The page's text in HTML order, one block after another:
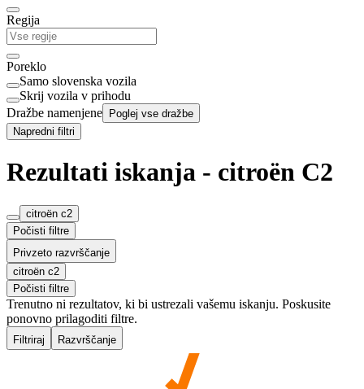
Regija
Poreklo
Samo slovenska vozila
Skrij vozila v prihodu
Dražbe namenjene Poglej vse dražbe
Napredni filtri
Rezultati iskanja - citroën C2
citroën c2
Počisti filtre
Privzeto razvrščanje
citroën c2
Počisti filtre
Trenutno ni rezultatov, ki bi ustrezali vašemu iskanju. Poskusite
ponovno prilagoditi filtre.
Filtriraj Razvrščanje